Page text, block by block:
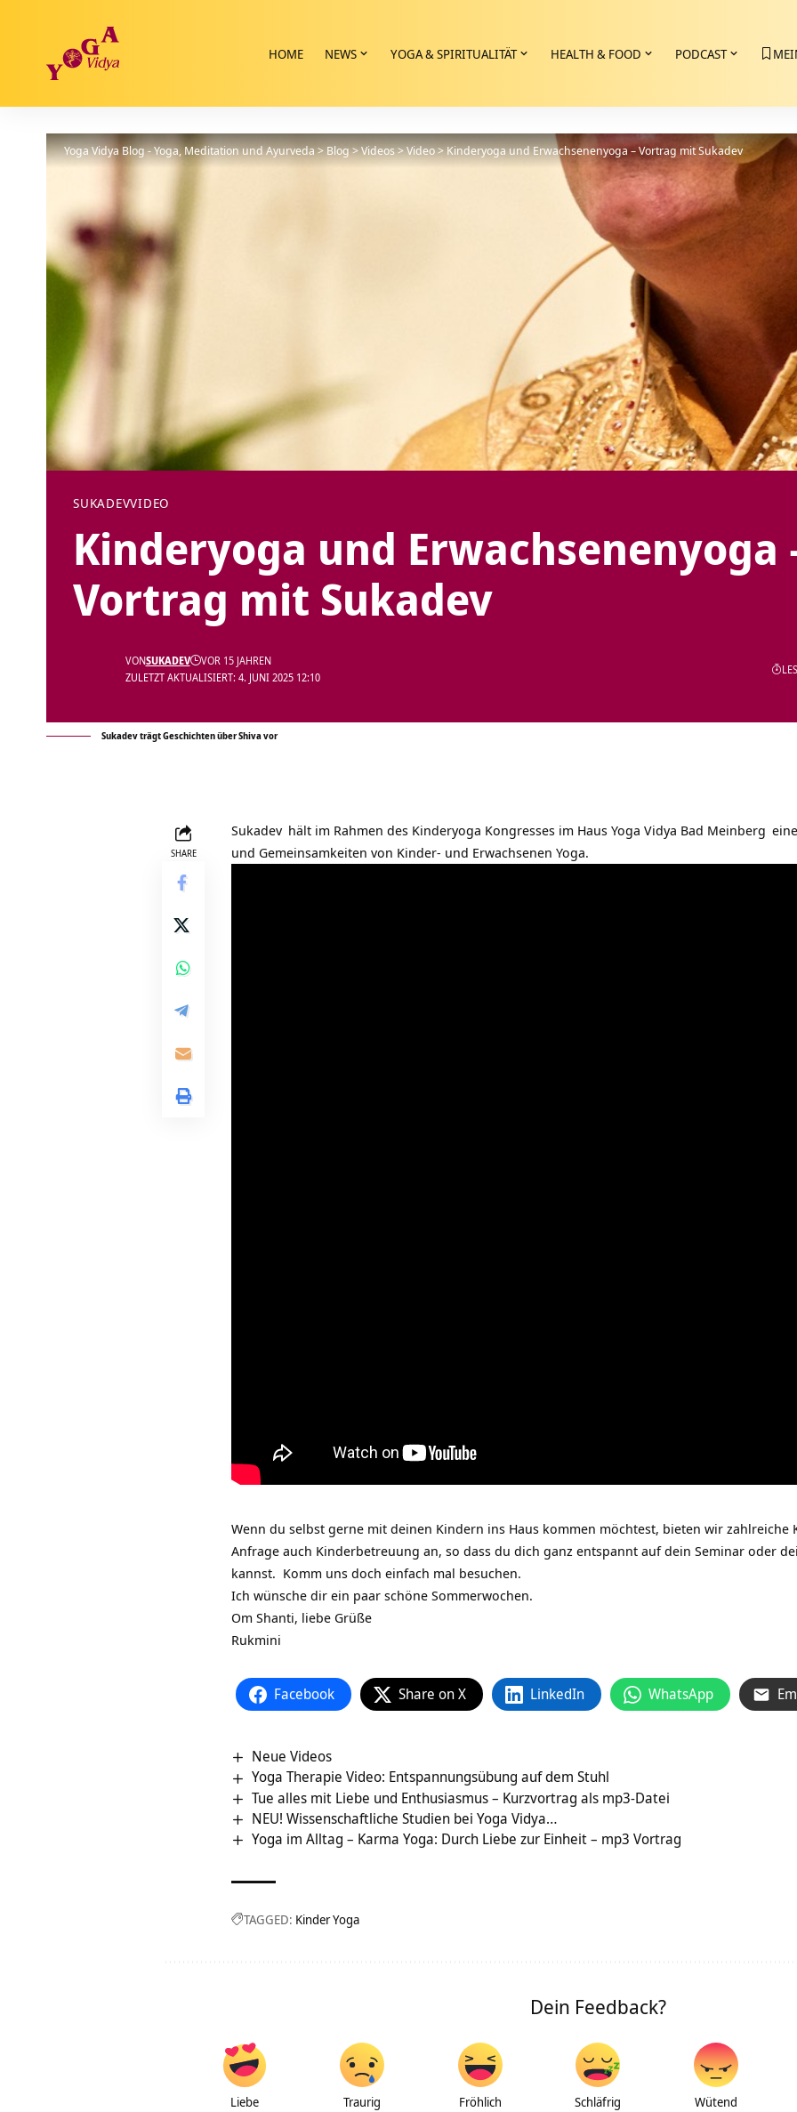
HOME NEWS YOGA & SPIRITUALITÄT HEALTH & FOOD PODCAST
Yoga Vidya Blog - Yoga, Meditation und Ayurveda>Blog>Videos>Video>Kinderyoga und Erwachsenenyoga – Vortrag mit Sukadev
SUKADEVVIDEO
Kinderyoga und Erwachsenenyoga
Vortrag mit Sukadev
ZULETZT AKTUALISIERT: 4. JUNI 2025 12:10
VONSUKADEV VOR 15 JAHREN
Sukadev trägt Geschichten über Shiva vor
SHARE
Sukadev hält im Rahmen des Kinderyoga Kongresses im Haus Yoga Vidya Bad Meinberg
und Gemeinsamkeiten von Kinder- und Erwachsenen Yoga.
Wenn du selbst gerne mit deinen Kindern ins Haus kommen möchtest, bieten wir zahlreiche
Anfrage auch Kinderbetreuung an, so dass du dich ganz entspannt auf dein Seminar oder
kannst. Komm uns doch einfach mal besuchen.
Ich wünsche dir ein paar schöne Sommerwochen.
Om Shanti, liebe Grüße
Rukmini
Facebook Share on X LinkedIn WhatsApp
Neue Videos
Yoga Therapie Video: Entspannungsübung auf dem Stuhl
Tue alles mit Liebe und Enthusiasmus – Kurzvortrag als mp3-Datei
NEU! Wissenschaftliche Studien bei Yoga Vidya…
Yoga im Alltag – Karma Yoga: Durch Liebe zur Einheit – mp3 Vortrag
TAGGED: Kinder Yoga
Dein Feedback?
Liebe Traurig Fröhlich Schläfrig Wütend